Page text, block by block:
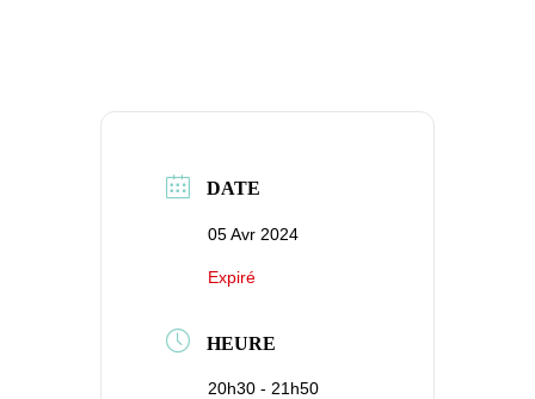
DATE
05 Avr 2024
Expiré
HEURE
20h30 - 21h50